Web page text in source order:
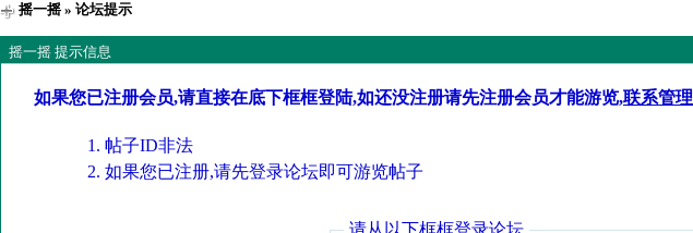
摇一摇» 论坛提示
摇一摇 提示信息
如果您已注册会员,请直接在底下框框登陆,如还没注册请先注册会员才能游览,联系管理
帖子ID非法
如果您已注册,请先登录论坛即可游览帖子
请从以下框框登录论坛